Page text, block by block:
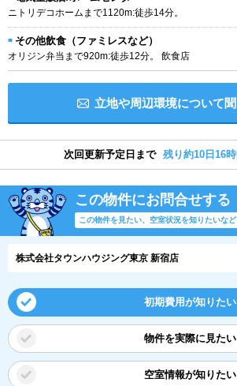
ニトリデコホームまで1120m:徒歩14分。
その他飲食（ファミレスなど）
オリジン弁当まで920m:徒歩12分。 飲食店
立地や周辺環境について聞
次回更新予定日まで 残り約10日16
この物件にお問合せする
この物件を見たい、空室状況を知りたいなど
株式会社タウンハウジング東京 新宿店
初期費用が知りたい
物件を実際に見たい
空室情報が知りたい